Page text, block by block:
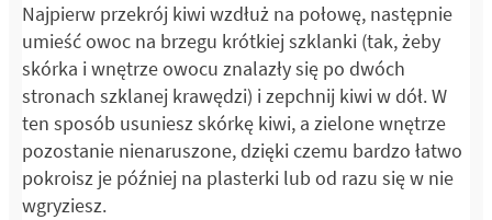
Najpierw przekrój kiwi wzdłuż na połowę, następnie
umieść owoc na brzegu krótkiej szklanki (tak, żeby
skórka i wnętrze owocu znalazły się po dwóch
stronach szklanej krawędzi) i zepchnij kiwi w dół. W
ten sposób usuniesz skórkę kiwi, a zielone wnętrze
pozostanie nienaruszone, dzięki czemu bardzo łatwo
pokroisz je później na plasterki lub od razu się w nie
wgryziesz.